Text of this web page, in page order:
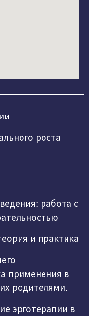
роста
работа с
и практика
применения в
родителями.
эрготерапии в